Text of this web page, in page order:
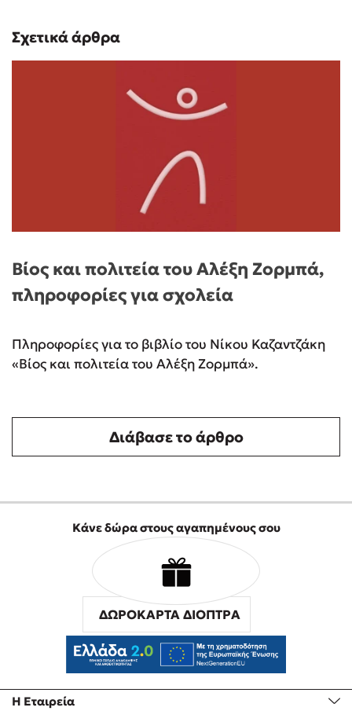
Σχετικά άρθρα
Βίος και πολιτεία του Αλέξη Ζορμπά,
πληροφορίες για σχολεία
Πληροφορίες για το βιβλίο του Νίκου Καζαντζάκη
«Βίος και πολιτεία του Αλέξη Ζορμπά».
Διάβασε το άρθρο
Η Εταιρεία
Κάνε δώρα στους αγαπημένους σου
ΔΩΡΟΚΑΡΤΑ ΔΙΟΠΤΡΑ